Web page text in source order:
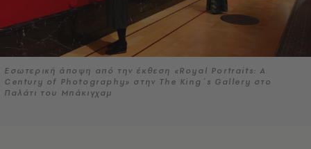
Εσωτερική άποψη από την έκθεση «Royal Portraits: A
Century of Photography» στην The King΄s Gallery στο
Παλάτι του Μπάκιγχαμ